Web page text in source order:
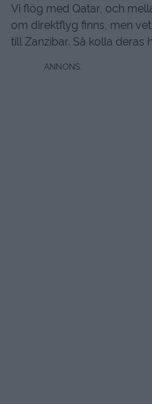
Vi flög med Qatar, och
om direktflyg finns, men
till Zanzibar. Så kolla deras